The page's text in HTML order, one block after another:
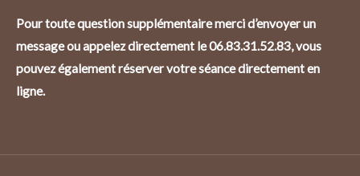
Pour toute question supplémentaire merci d’envoyer un
message ou appelez directement le 06.83.31.52.83, vous
pouvez également réserver votre séance directement en
ligne.